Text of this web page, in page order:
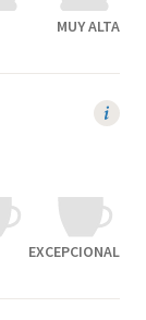
MUY ALTA
EXCEPCIONAL